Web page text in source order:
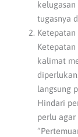
tugasnya
Ketepatan
kalimat
langsung
Hindari
perlu agar